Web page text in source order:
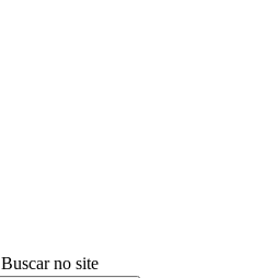
Buscar no site